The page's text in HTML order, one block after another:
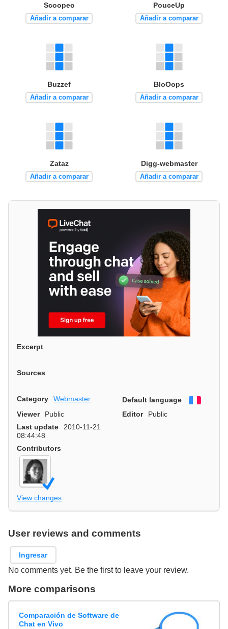
Scoopeo
Añadir a comparar
PouceUp
Añadir a comparar
Buzzef
Añadir a comparar
BloOops
Añadir a comparar
Zataz
Añadir a comparar
Digg-webmaster
Añadir a comparar
Excerpt
Sources
Category Webmaster Default language
Viewer
Public Editor
Public
Last update
2010-11-21
08:44:48
Contributors
View changes
User reviews and comments
Ingresar
No comments yet. Be the first to leave your review.
More comparisons
Comparación de Software de
Chat en Vivo